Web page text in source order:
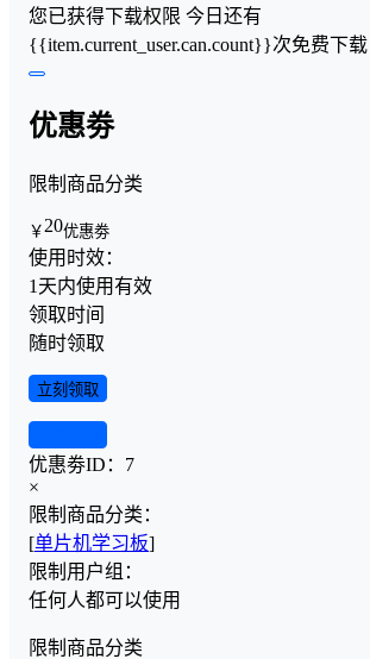
您已获得下载权限 今日还有
{{item.current_user.can.count}}次免费下载
优惠劵
限制商品分类
￥ 20优惠劵
使用时效：
1天内使用有效
领取时间
随时领取
立刻领取
优惠劵ID： 7
×
限制商品分类：
[单片机学习板]
限制用户组：
任何人都可以使用
限制商品分类